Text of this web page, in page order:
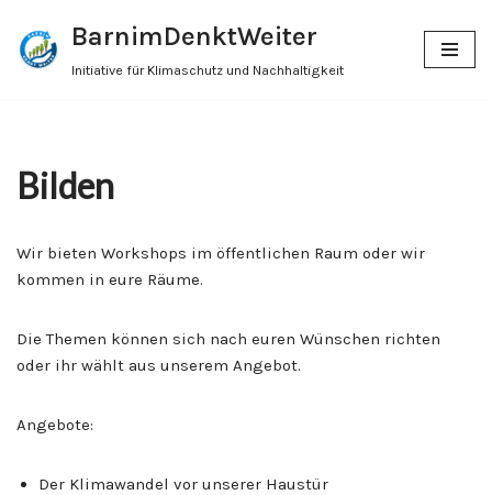
Zum
BarnimDenktWeiter
Initiative für Klimaschutz und Nachhaltigkeit
Bilden
Wir bieten Workshops im öffentlichen Raum oder wir
kommen in eure Räume.
Die Themen können sich nach euren Wünschen richten
oder ihr wählt aus unserem Angebot.
Angebote:
Der Klimawandel vor unserer Haustür